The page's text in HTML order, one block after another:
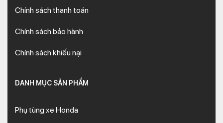
Chính sách thanh toán
Chính sách bảo hành
Chính sách khiếu nại
DANH MỤC SẢN PHẨM
Phụ tùng xe Honda